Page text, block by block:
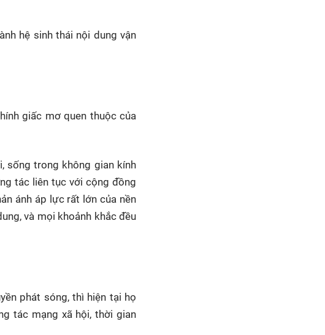
hệ sinh thái nội dung vận
giấc mơ quen thuộc của
sống trong không gian kính
tác liên tục với cộng đồng
ánh áp lực rất lớn của nền
và mọi khoảnh khắc đều
phát sóng, thì hiện tại họ
tác mạng xã hội, thời gian